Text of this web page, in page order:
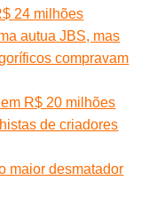
24 milhões
autua JBS, mas
compravam
R$ 20 milhões
de criadores
maior desmatador